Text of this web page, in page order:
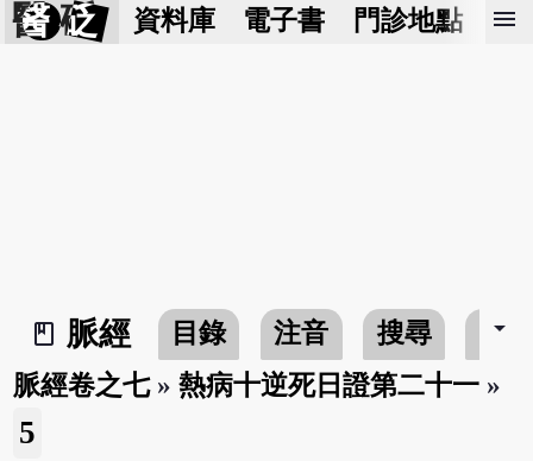
醫 砭 資料庫 電子書 門診地點 預
menu
book_2
脈經 目錄 注音 搜尋 書介
arrow_drop_down
脈經卷之七»熱病十逆死日證第二十一 »
5